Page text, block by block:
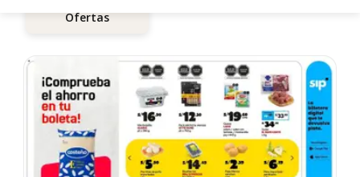
Ofertas